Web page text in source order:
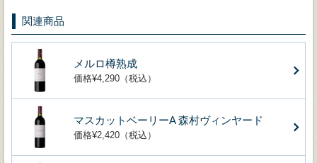
関連商品
メルロ樽熟成
価格¥4,290（税込）
マスカットベーリーA 森村ヴィンヤード
価格¥2,420（税込）